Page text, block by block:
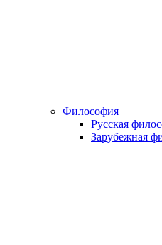
Философия
Русская
Зарубежная